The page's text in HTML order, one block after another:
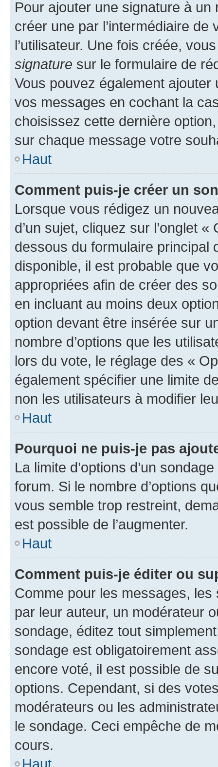
Pour ajouter une signature à un
créer une par l’intermédiaire
l’utilisateur. Une fois créée,
signature sur le formulaire de
Vous pouvez également
vos messages en cochant la
choisissez cette dernière
sur chaque message votre
Haut
Comment puis-je créer un
Lorsque vous rédigez un
d’un sujet, cliquez sur l’onglet
dessous du formulaire principal
disponible, il est probable que
appropriées afin de créer des
en incluant au moins deux
option devant être insérée sur
nombre d’options que les
lors du vote, le réglage des «
également spécifier une limite
non les utilisateurs à modifier
Haut
Pourquoi ne puis-je pas
La limite d’options d’un
forum. Si le nombre d’options
vous semble trop restreint,
est possible de l’augmenter.
Haut
Comment puis-je éditer ou
Comme pour les messages,
par leur auteur, un modérateur
sondage, éditez tout
sondage est obligatoirement
encore voté, il est possible de
options. Cependant, si des
modérateurs ou les
le sondage. Ceci empêche de
cours.
Haut